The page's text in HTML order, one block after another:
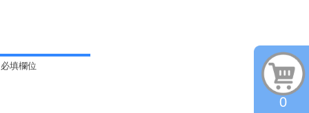
填欄位
0